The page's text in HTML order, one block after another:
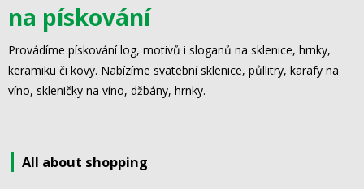
na pískování
Provádíme pískování log, motivů i sloganů na sklenice, hrnky,
keramiku či kovy. Nabízíme svatební sklenice, půllitry, karafy na
víno, skleničky na víno, džbány, hrnky.
All about shopping